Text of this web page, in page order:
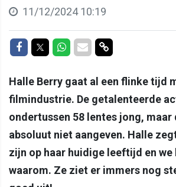
11/12/2024 10:19
Delen op Facebook
Delen op Twitter
Delen op Whatsapp
Delen via Mail
Delen via link
Halle Berry gaat al een flinke tijd
filmindustrie. De getalenteerde
ondertussen 58 lentes jong, maar
absoluut niet aangeven. Halle
zijn op haar huidige leeftijd en we
waarom. Ze ziet er immers nog